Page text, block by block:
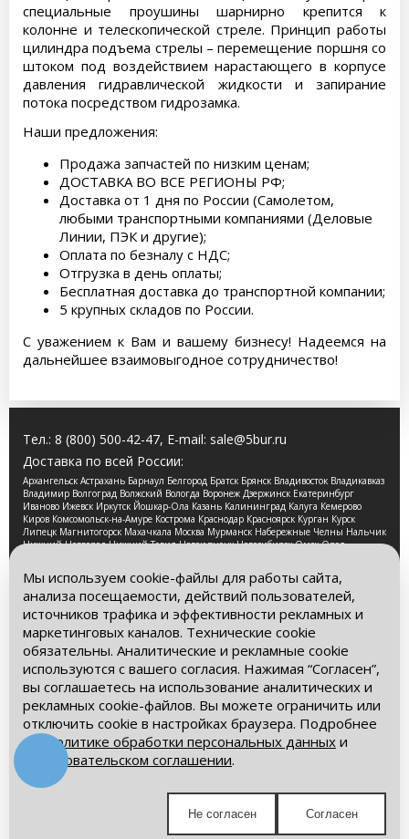
специальные проушины шарнирно крепится к
колонне и телескопической стреле. Принцип работы
цилиндра подъема стрелы – перемещение поршня со
штоком под воздействием нарастающего в корпусе
давления гидравлической жидкости и запирание
потока посредством гидрозамка.
Наши предложения:
Продажа запчастей по низким ценам;
ДОСТАВКА ВО ВСЕ РЕГИОНЫ РФ;
Доставка от 1 дня по России (Самолетом,
любыми транспортными компаниями (Деловые
Линии, ПЭК и другие);
Оплата по безналу с НДС;
Отгрузка в день оплаты;
Бесплатная доставка до транспортной компании;
5 крупных складов по России.
С уважением к Вам и вашему бизнесу! Надеемся на
дальнейшее взаимовыгодное сотрудничество!
Тел.: 8 (800) 500-42-47, E-mail: sale@5bur.ru
Доставка по всей России:
Архангельск Астрахань Барнаул Белгород Братск Брянск Владивосток Владикавказ
Владимир Волгоград Волжский Вологда Воронеж Дзержинск Екатеринбург
Иваново Ижевск Иркутск Йошкар-Ола Казань Калининград Калуга Кемерово
Киров Комсомольск-на-Амуре Кострома Краснодар Красноярск Курган Курск
Липецк Магнитогорск Махачкала Москва Мурманск Набережные Челны Нальчик
Нижний Новгород Нижний Тагил Новокузнецк Новосибирск Омск Орел
Санкт-Петербург Саранск Саратов Смоленск Сочи Ставрополь Стерлитамак
Сургут Таганрог Тамбов Тверь Томск Тула Тюмень Улан-Удэ Ульяновск Уфа
Хабаровск Чебоксары Челябинск Череповец Чита Ярославль
2026 © Компания «Буровые Машины». Все права
защищены. Обращаем Ваше внимание на то, что данный
интернет-сайт носит исключительно информационный
характер и ни при каких условиях информационные
материалы и цены, размещенные на сайте, не является
публичной офертой, определяемой положениями Статьи
437 Гражданского кодекса РФ.
Политика обработки персональных данных
Пользовательское соглашение
Мы в социальных сетях:
Получите выгодное предложение!
Мы используем cookie-файлы для работы сайта,
анализа посещаемости, действий пользователей,
источников трафика и эффективности рекламных и
маркетинговых каналов. Технические cookie
обязательны. Аналитические и рекламные cookie
используются с вашего согласия. Нажимая “Согласен”,
вы соглашаетесь на использование аналитических и
рекламных cookie-файлов. Вы можете ограничить или
отключить cookie в настройках браузера. Подробнее
– в
Политике обработки персональных данных и
Пользовательском соглашении.
Согласен
Не согласен